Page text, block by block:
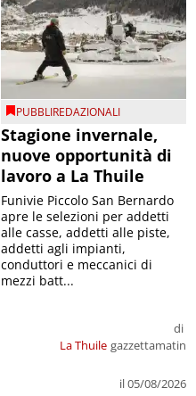
PUBBLIREDAZIONALI
Stagione invernale,
nuove opportunità di
lavoro a La Thuile
La Thuile
di
gazzettamatin
il 05/08/2026
Funivie Piccolo San Bernardo
apre le selezioni per addetti
alle casse, addetti alle piste,
addetti agli impianti,
conduttori e meccanici di
mezzi batt...